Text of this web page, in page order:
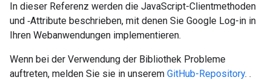
In dieser Referenz werden die JavaScript-Clientmethoden
und ‑Attribute beschrieben, mit denen Sie Google Log-in in
Ihren Webanwendungen implementieren.
Wenn bei der Verwendung der Bibliothek Probleme
auftreten, melden Sie sie in unserem GitHub-Repository. .